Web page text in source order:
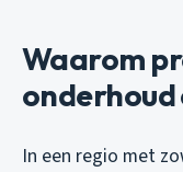
Waarom
onderhoud
In een regio met